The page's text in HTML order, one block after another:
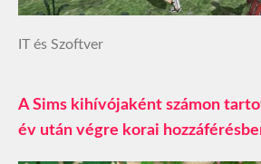
IT és Szoftver
A Sims kihívójaként számon
év után végre korai